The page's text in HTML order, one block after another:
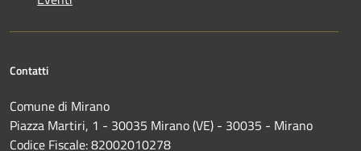
Contatti
Comune di Mirano
Piazza Martiri, 1 - 30035 Mirano (VE) - 30035 - Mirano
Codice Fiscale: 82002010278